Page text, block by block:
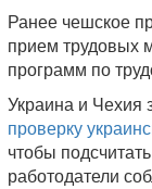
Ранее чешское
прием трудовых
программ по
Украина и Чехия
проверку
чтобы
работодатели